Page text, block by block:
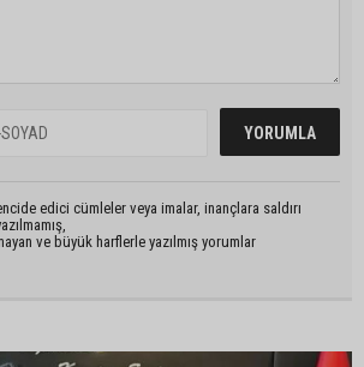
edici cümleler veya imalar, inançlara saldırı
ve büyük harflerle yazılmış yorumlar